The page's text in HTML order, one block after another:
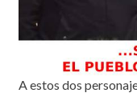
A estos dos